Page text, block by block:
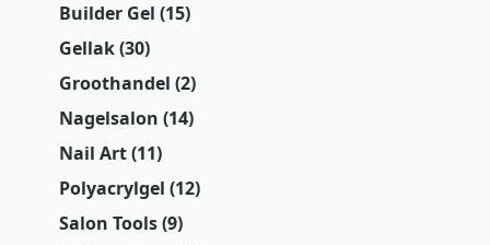
Builder Gel (15)
Gellak(30)
Groothandel (2)
Nagelsalon (14)
Nail Art(11)
Polyacrylgel (12)
Salon Tools(9)